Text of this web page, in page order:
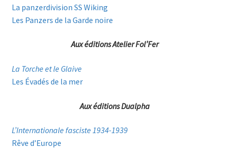
La panzerdivision SS Wiking
Les Panzers de la Garde noire
Aux éditions Atelier Fol’Fer
La Torche et le Glaive
Les Évadés de la mer
Aux éditions Dualpha
L’Internationale fasciste 1934-1939
Rêve d’Europe